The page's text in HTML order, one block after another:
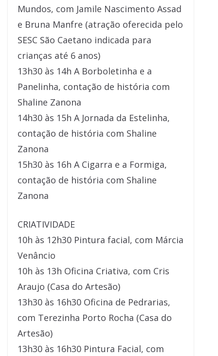
Mundos, com Jamile Nascimento Assad
e Bruna Manfre (atração oferecida pelo
SESC São Caetano indicada para
crianças até 6 anos)
13h30 às 14h A Borboletinha e a
Panelinha, contação de história com
Shaline Zanona
14h30 às 15h A Jornada da Estelinha,
contação de história com Shaline
Zanona
15h30 às 16h A Cigarra e a Formiga,
contação de história com Shaline
Zanona
CRIATIVIDADE
10h às 12h30 Pintura facial, com Márcia
Venâncio
10h às 13h Oficina Criativa, com Cris
Araujo (Casa do Artesão)
13h30 às 16h30 Oficina de Pedrarias,
com Terezinha Porto Rocha (Casa do
Artesão)
13h30 às 16h30 Pintura Facial, com